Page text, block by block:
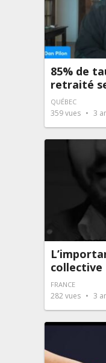
85% de
retraité
QUÉBEC
359vues 3
collective
FRANCE
282vues 3